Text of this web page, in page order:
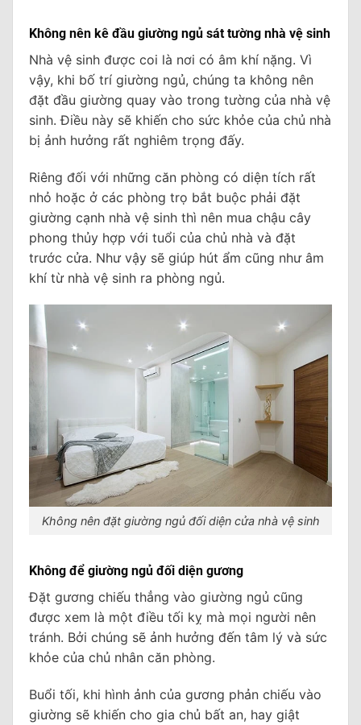
Không nên kê đầu giường ngủ sát tường nhà vệ sinh
Nhà vệ sinh được coi là nơi có âm khí nặng. Vì
vậy, khi bố trí giường ngủ, chúng ta không nên
đặt đầu giường quay vào trong tường của nhà vệ
sinh. Điều này sẽ khiến cho sức khỏe của chủ nhà
bị ảnh hưởng rất nghiêm trọng đấy.
Riêng đối với những căn phòng có diện tích rất
nhỏ hoặc ở các phòng trọ bắt buộc phải đặt
giường cạnh nhà vệ sinh thì nên mua chậu cây
phong thủy hợp với tuổi của chủ nhà và đặt
trước cửa. Như vậy sẽ giúp hút ẩm cũng như âm
khí từ nhà vệ sinh ra phòng ngủ.
Không nên đặt giường ngủ đối diện cửa nhà vệ sinh
Không để giường ngủ đối diện gương
Đặt gương chiếu thẳng vào giường ngủ cũng
được xem là một điều tối kỵ mà mọi người nên
tránh. Bởi chúng sẽ ảnh hưởng đến tâm lý và sức
khỏe của chủ nhân căn phòng.
Buổi tối, khi hình ảnh của gương phản chiếu vào
giường sẽ khiến cho gia chủ bất an, hay giật